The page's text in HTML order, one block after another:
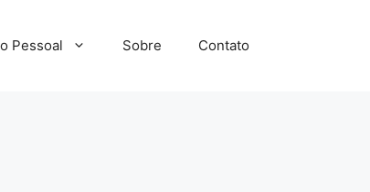
Pessoal Sobre Contato